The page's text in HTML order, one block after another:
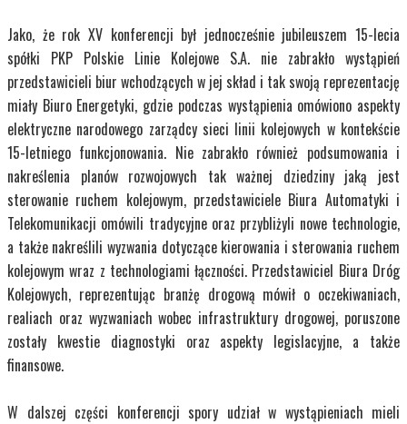
Jako, że rok XV konferencji był jednocześnie jubileuszem 15-lecia
spółki PKP Polskie Linie Kolejowe S.A. nie zabrakło wystąpień
przedstawicieli biur wchodzących w jej skład i tak swoją reprezentację
miały Biuro Energetyki, gdzie podczas wystąpienia omówiono aspekty
elektryczne narodowego zarządcy sieci linii kolejowych w kontekście
15-letniego funkcjonowania. Nie zabrakło również podsumowania i
nakreślenia planów rozwojowych tak ważnej dziedziny jaką jest
sterowanie ruchem kolejowym, przedstawiciele Biura Automatyki i
Telekomunikacji omówili tradycyjne oraz przybliżyli nowe technologie,
a także nakreślili wyzwania dotyczące kierowania i sterowania ruchem
kolejowym wraz z technologiami łączności. Przedstawiciel Biura Dróg
Kolejowych, reprezentując branżę drogową mówił o oczekiwaniach,
realiach oraz wyzwaniach wobec infrastruktury drogowej, poruszone
zostały kwestie diagnostyki oraz aspekty legislacyjne, a także
finansowe.
W dalszej części konferencji spory udział w wystąpieniach mieli